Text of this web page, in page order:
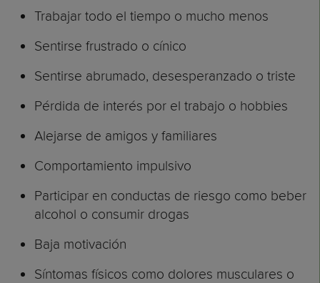
Trabajar todo el tiempo o mucho menos
Sentirse frustrado o cínico
Sentirse abrumado, desesperanzado o triste
Pérdida de interés por el trabajo o hobbies
Alejarse de amigos y familiares
Comportamiento impulsivo
Participar en conductas de riesgo como beber
alcohol o consumir drogas
Baja motivación
Síntomas físicos como dolores musculares o